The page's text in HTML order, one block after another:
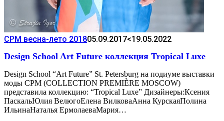
CPM весна-лето 201805.09.2017<19.05.2022
Design School Art Future коллекция Tropical Luxe
Design School “Art Future” St. Petersburg на подиуме выставки
моды CPM (COLLECTION PREMIÈRE MOSCOW)
представила коллекцию: “Tropical Luxe” Дизайнеры:Ксения
ПаскальЮлия ВелюгоЕлена ВилковаАнна КурскаяПолина
ИльинаНаталья ЕрмолаеваМария…